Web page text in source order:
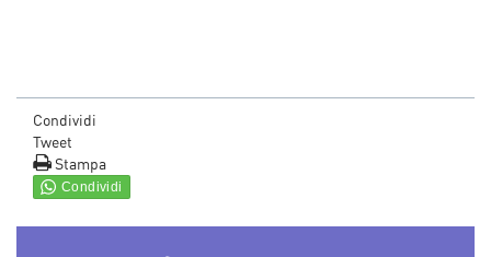
Condividi
Tweet
Stampa